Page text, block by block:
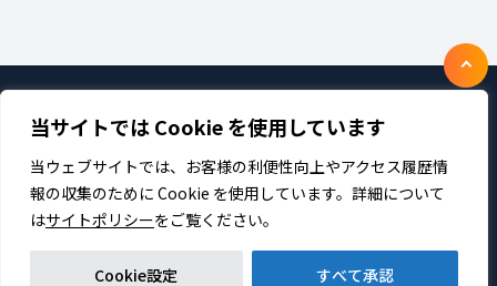
当サイトでは Cookie を使用しています
当ウェブサイトでは、お客様の利便性向上やアクセス履歴情
報の収集のために Cookie を使用しています。詳細について
はサイトポリシーをご覧ください。
Cookie設定 すべて承認
製品・サービス 企業情報
採用
IR情報
ニュース
サステナビリティ
プライバシーポリシー
お問い合わせ